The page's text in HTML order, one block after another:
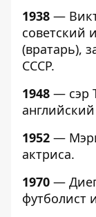
1938 —
советский
(вратарь),
СССР.
1948 — сэр
1952 —
актриса.
1970 —
футболист